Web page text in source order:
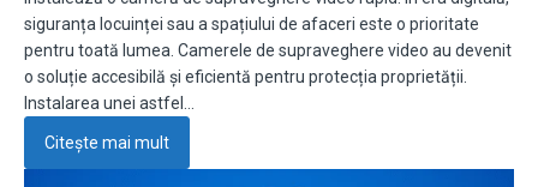
siguranța locuinței sau a spațiului de afaceri este o prioritate
pentru toată lumea. Camerele de supraveghere video au devenit
o soluție accesibilă și eficientă pentru protecția proprietății.
Instalarea unei astfel…
Citește mai mult